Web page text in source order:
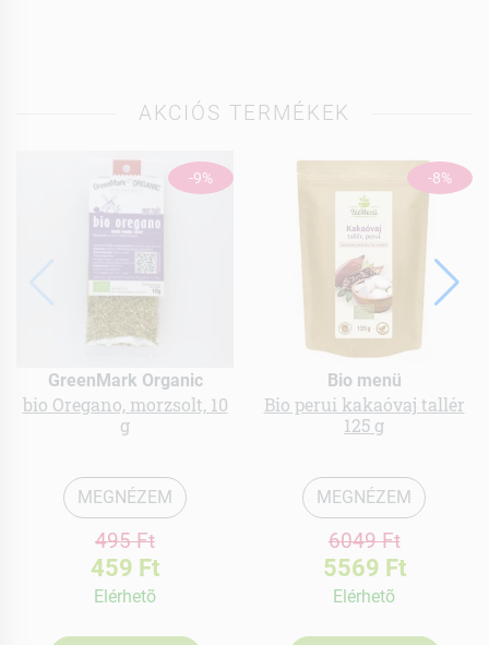
AKCIÓS TERMÉKEK
-9%
GreenMark Organic
bio Oregano, morzsolt, 10
g
MEGNÉZEM
495 Ft
459 Ft
Elérhetõ
-8%
Bio menü
Bio perui kakaóvaj tallér
125 g
MEGNÉZEM
6049 Ft
5569 Ft
Elérhetõ